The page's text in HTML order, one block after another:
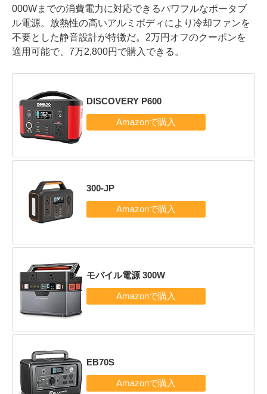
000Wまでの消費電力に対応できるパワフルなポータブ
ル電源。放熱性の高いアルミボディにより冷却ファンを
不要とした静音設計が特徴だ。2万円オフのクーポンを
適用可能で、7万2,800円で購入できる。
DISCOVERY P600
300-JP
モバイル電源 300W
EB70S